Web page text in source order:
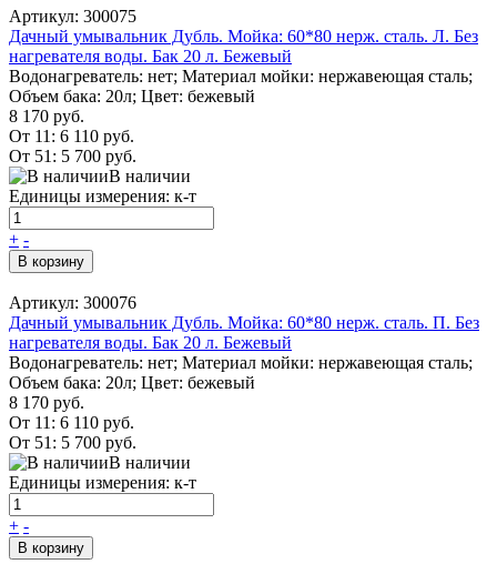
Артикул: 300075
Дачный умывальник Дубль. Мойка: 60*80 нерж. сталь. Л. Без
нагревателя воды. Бак 20 л. Бежевый
Водонагреватель: нет; Материал мойки: нержавеющая сталь;
Объем бака: 20л; Цвет: бежевый
8 170 руб.
От 11: 6 110 руб.
От 51: 5 700 руб.
В наличии
Единицы измерения: к-т
+ -
В корзину
Артикул: 300076
Дачный умывальник Дубль. Мойка: 60*80 нерж. сталь. П. Без
нагревателя воды. Бак 20 л. Бежевый
Водонагреватель: нет; Материал мойки: нержавеющая сталь;
Объем бака: 20л; Цвет: бежевый
8 170 руб.
От 11: 6 110 руб.
От 51: 5 700 руб.
В наличии
Единицы измерения: к-т
+ -
В корзину